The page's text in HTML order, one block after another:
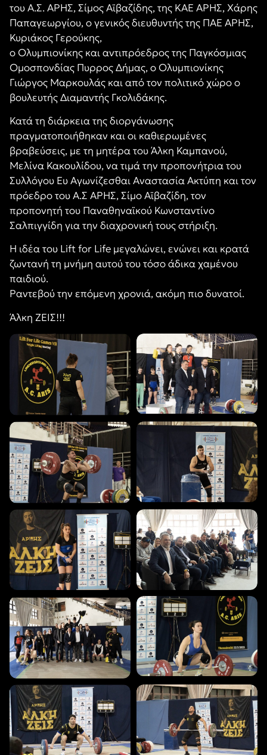
του Α.Σ. ΑΡΗΣ, Σίμος Αϊβαζίδης, της ΚΑΕ ΑΡΗΣ, Χάρης
Παπαγεωργίου, ο γενικός διευθυντής της ΠΑΕ ΑΡΗΣ,
Κυριάκος Γερούκης,
ο Ολυμπιονίκης και αντιπρόεδρος της Παγκόσμιας
Ομοσπονδίας Πυρρος Δήμας, ο Ολυμπιονίκης
Γιώργος Μαρκουλάς και από τον πολιτικό χώρο ο
βουλευτής Διαμαντής Γκολιδάκης.
Κατά τη διάρκεια της διοργάνωσης
πραγματοποιήθηκαν και οι καθιερωμένες
βραβεύσεις, με τη μητέρα του Άλκη Καμπανού,
Μελίνα Κακουλίδου, να τιμά την προπονήτρια του
Συλλόγου Ευ Αγωνίζεσθαι Αναστασία Ακτύπη και τον
πρόεδρο του Α.Σ ΑΡΗΣ, Σίμο Αϊβαζίδη, τον
προπονητή του Παναθηναϊκού Κωνσταντίνο
Σαλπιγγίδη για την διαχρονική τους στήριξη.
Η ιδέα του Lift for Life μεγαλώνει, ενώνει και κρατά
ζωντανή τη μνήμη αυτού του τόσο άδικα χαμένου
παιδιού.
Ραντεβού την επόμενη χρονιά, ακόμη πιο δυνατοί.
Άλκη ΖΕΙΣ!!!